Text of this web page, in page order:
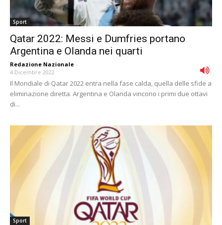
Sport
Qatar 2022: Messi e Dumfries portano
Argentina e Olanda nei quarti
Redazione Nazionale -
4 Dicembre 2022
Il Mondiale di Qatar 2022 entra nella fase calda, quella delle sfide a
eliminazione diretta. Argentina e Olanda vincono i primi due ottavi
di...
Sport